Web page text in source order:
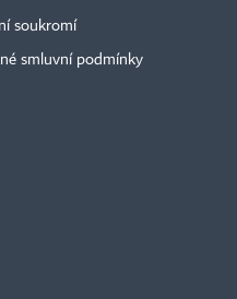
soukromí
smluvní podmínky